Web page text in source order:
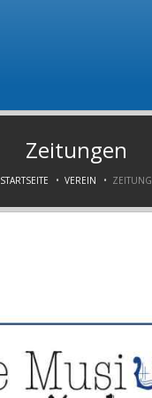
Zeitungen
STARTSEITE VEREIN ZEITUNG